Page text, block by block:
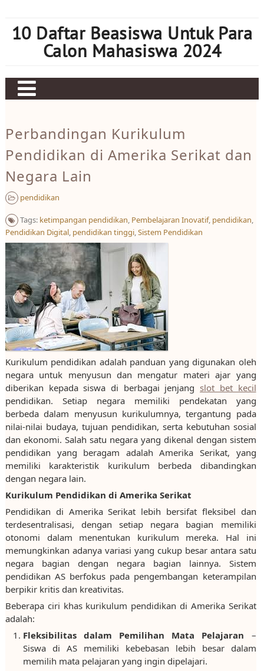
content
10 Daftar Beasiswa Untuk Para
Calon Mahasiswa 2024
Sbobet
Judi bola
Mahjong Ways 2
Slot Kamboja
Slot Thailand
Perbandingan Kurikulum
Pendidikan di Amerika Serikat dan
Negara Lain
pendidikan
Tags: ketimpangan pendidikan, Pembelajaran Inovatif, pendidikan,
Pendidikan Digital, pendidikan tinggi,Sistem Pendidikan
Kurikulum pendidikan adalah panduan yang digunakan oleh
negara untuk menyusun dan mengatur materi ajar yang
diberikan kepada siswa di berbagai jenjang slot bet kecil
pendidikan. Setiap negara memiliki pendekatan yang
berbeda dalam menyusun kurikulumnya, tergantung pada
nilai-nilai budaya, tujuan pendidikan, serta kebutuhan sosial
dan ekonomi. Salah satu negara yang dikenal dengan sistem
pendidikan yang beragam adalah Amerika Serikat, yang
memiliki karakteristik kurikulum berbeda dibandingkan
dengan negara lain.
Kurikulum Pendidikan di Amerika Serikat
Pendidikan di Amerika Serikat lebih bersifat fleksibel dan
terdesentralisasi, dengan setiap negara bagian memiliki
otonomi dalam menentukan kurikulum mereka. Hal ini
memungkinkan adanya variasi yang cukup besar antara satu
negara bagian dengan negara bagian lainnya. Sistem
pendidikan AS berfokus pada pengembangan keterampilan
berpikir kritis dan kreativitas.
Beberapa ciri khas kurikulum pendidikan di Amerika Serikat
adalah:
Fleksibilitas dalam Pemilihan Mata Pelajaran –
Siswa di AS memiliki kebebasan lebih besar dalam
memilih mata pelajaran yang ingin dipelajari.